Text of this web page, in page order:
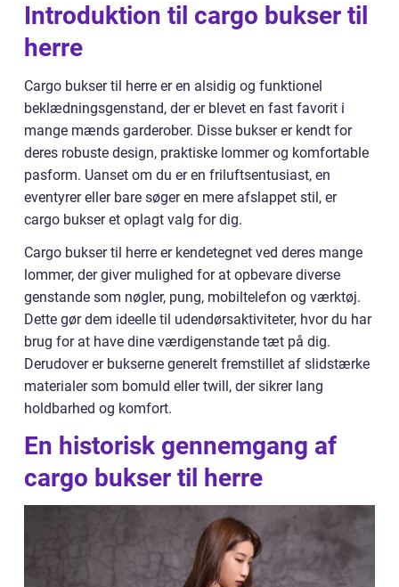
Introduktion til cargo bukser til
herre
Cargo bukser til herre er en alsidig og funktionel
beklædningsgenstand, der er blevet en fast favorit i
mange mænds garderober. Disse bukser er kendt for
deres robuste design, praktiske lommer og komfortable
pasform. Uanset om du er en friluftsentusiast, en
eventyrer eller bare søger en mere afslappet stil, er
cargo bukser et oplagt valg for dig.
Cargo bukser til herre er kendetegnet ved deres mange
lommer, der giver mulighed for at opbevare diverse
genstande som nøgler, pung, mobiltelefon og værktøj.
Dette gør dem ideelle til udendørsaktiviteter, hvor du har
brug for at have dine værdigenstande tæt på dig.
Derudover er bukserne generelt fremstillet af slidstærke
materialer som bomuld eller twill, der sikrer lang
holdbarhed og komfort.
En historisk gennemgang af
cargo bukser til herre